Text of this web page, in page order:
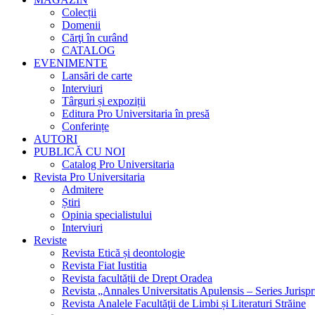
Colecții
Domenii
Cărţi în curând
CATALOG
EVENIMENTE
Lansări de carte
Interviuri
Târguri și expoziții
Editura Pro Universitaria în presă
Conferințe
AUTORI
PUBLICĂ CU NOI
Catalog Pro Universitaria
Revista Pro Universitaria
Admitere
Știri
Opinia specialistului
Interviuri
Reviste
Revista Etică și deontologie
Revista Fiat Iustitia
Revista facultății de Drept Oradea
Revista „Annales Universitatis Apulensis – Series
Revista Analele Facultăţii de Limbi și Literaturi Străine